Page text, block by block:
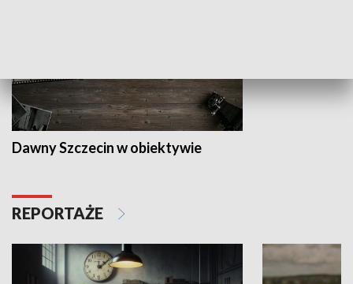
Dawny Szczecin w obiektywie
REPORTAŻE